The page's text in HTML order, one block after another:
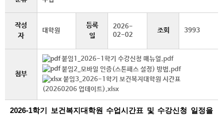
작성
자
대학원
등록
일
2026-
02-02
조회 3993
첨부
붙임1_2026-1학기 수강신청 매뉴얼.pdf
붙임2_모바일 인증(스톤패스 설정) 방법.pdf
붙임3_2026-1학기 보건복지대학원 시간표
(20260206 업데이트).xlsx
2026-1학기 보건복지대학원 수업시간표 및 수강신청 일정을